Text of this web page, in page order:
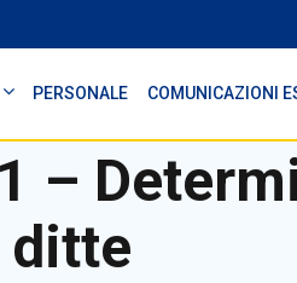
PERSONALE COMUNICAZIONI
–
ditte